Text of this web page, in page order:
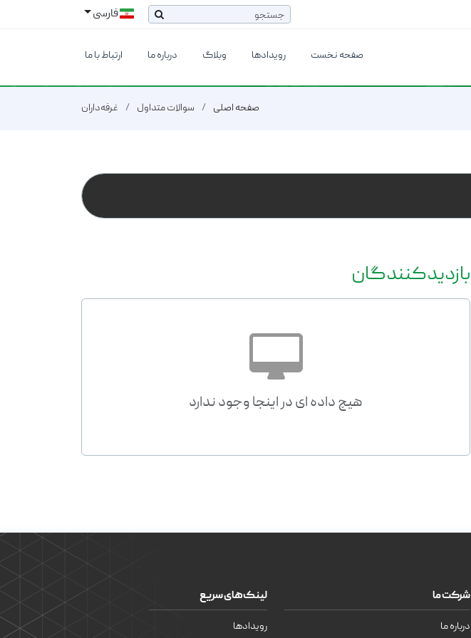
فارسی
صفحه نخست رویدادها وبلاگ درباره ما ارتباط با ما
صفحه اصلی سوالات متداول غرفه‌داران
بازدیدکنندگان
هیچ داده ای در اینجا وجود ندارد
شرکت ما
درباره ما
لینک‌های سریع
رویدادها